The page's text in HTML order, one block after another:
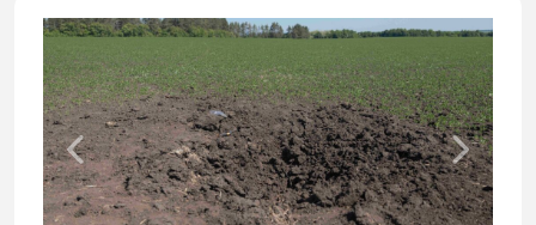
Previous Next